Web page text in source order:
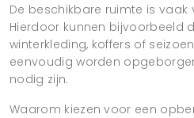
De beschikbare ruimte is vaak
Hierdoor kunnen bijvoorbeeld
winterkleding, koffers of
eenvoudig worden
nodig zijn.
Waarom kiezen voor een